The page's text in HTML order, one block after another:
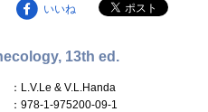
いいね
13th ed.
：L.V.Le & V.L.Handa
：978-1-975200-09-1